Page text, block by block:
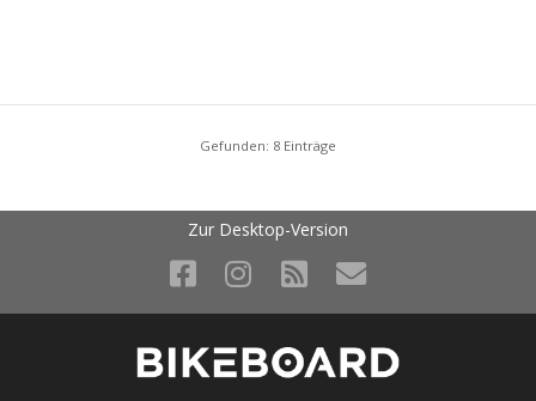
Gefunden: 8 Einträge
Zur Desktop-Version